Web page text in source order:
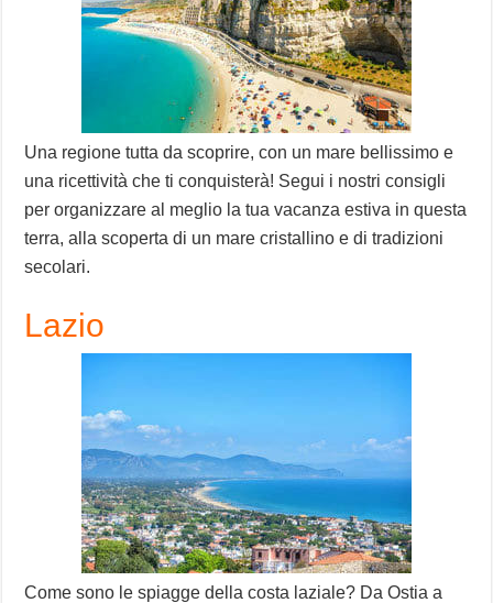
Una regione tutta da scoprire, con un mare bellissimo e
una ricettività che ti conquisterà! Segui i nostri consigli
per organizzare al meglio la tua vacanza estiva in questa
terra, alla scoperta di un mare cristallino e di tradizioni
secolari.
Lazio
Come sono le spiagge della costa laziale? Da Ostia a